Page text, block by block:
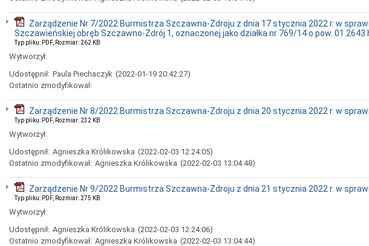
Zarządzenie Nr 7/2022 Burmistrza Szczawna-Zdroju z dnia 17 stycznia 2022 r. w
Szczawieńskiej obręb Szczawno-Zdrój 1, oznaczonej jako działka nr 769/14 o pow. 01.2643
Typ pliku: PDF, Rozmiar: 262 KB
Wytworzył:
Udostępnił: Paula Piechaczyk (2022-01-19 20:42:27)
Ostatnio zmodyfikował:
Zarządzenie Nr 8/2022 Burmistrza Szczawna-Zdroju z dnia 20 stycznia 2022 r. w
Typ pliku: PDF, Rozmiar: 232 KB
Wytworzył:
Udostępnił: Agnieszka Królikowska (2022-02-03 12:24:05)
Ostatnio zmodyfikował: Agnieszka Królikowska (2022-02-03 13:04:48)
Zarządzenie Nr 9/2022 Burmistrza Szczawna-Zdroju z dnia 21 stycznia 2022 r. w
Typ pliku: PDF, Rozmiar: 275 KB
Wytworzył:
Udostępnił: Agnieszka Królikowska (2022-02-03 12:24:06)
Ostatnio zmodyfikował: Agnieszka Królikowska (2022-02-03 13:04:44)